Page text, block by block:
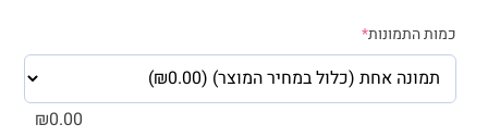
כמות התמונות*
₪0.00